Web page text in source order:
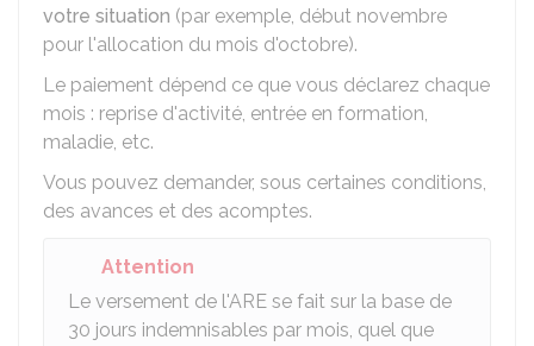
votre situation (par exemple, début novembre
pour l'allocation du mois d'octobre).
Le paiement dépend ce que vous déclarez chaque
mois : reprise d'activité, entrée en formation,
maladie, etc.
Vous pouvez demander, sous certaines conditions,
des avances et des acomptes.
Attention
Le versement de l'ARE se fait sur la base de
30 jours indemnisables par mois, quel que